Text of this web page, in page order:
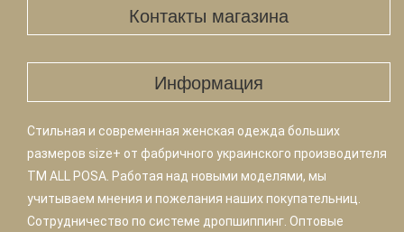
Контакты магазина
Информация
Стильная и современная женская одежда больших
размеров size+ от фабричного украинского производителя
TM ALL POSA. Работая над новыми моделями, мы
учитываем мнения и пожелания наших покупательниц.
Сотрудничество по системе дропшиппинг. Оптовые